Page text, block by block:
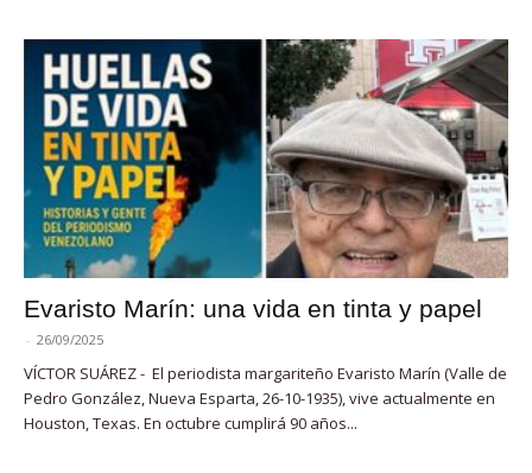
Evaristo Marín: una vida en tinta y papel
- 26/09/2025
VÍCTOR SUÁREZ - El periodista margariteño Evaristo Marín (Valle de
Pedro González, Nueva Esparta, 26-10-1935), vive actualmente en
Houston, Texas. En octubre cumplirá 90 años...